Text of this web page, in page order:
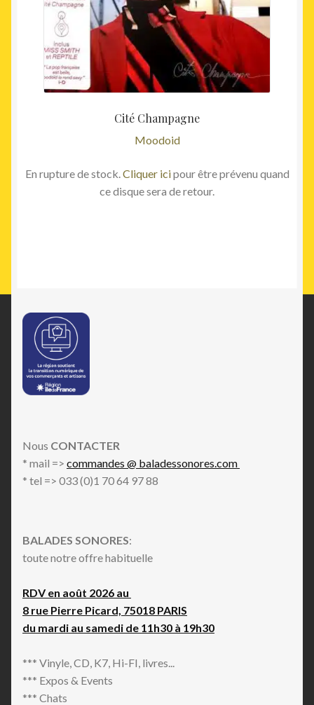
Cité Champagne
Moodoid
En rupture de stock. Cliquer icipour être prévenu quand
ce disque sera de retour.
Nous CONTACTER
* mail => commandes @ baladessonores.com
* tel => 033 (0)1 70 64 97 88
BALADES SONORES:
toute notre offre habituelle
RDV en août 2026 au
8 rue Pierre Picard, 75018 PARIS
du mardi au samedi de 11h30 à 19h30
*** Vinyle, CD, K7, Hi-FI, livres...
*** Expos & Events
*** Chats